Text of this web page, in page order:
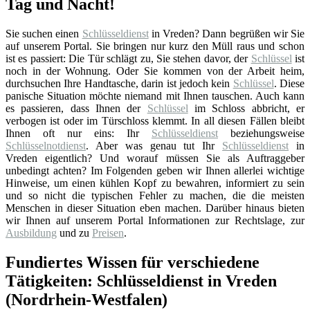
Tag und Nacht!
Sie suchen einen Schlüsseldienstin Vreden? Dann begrüßen wir Sie
auf unserem Portal. Sie bringen nur kurz den Müll raus und schon
ist es passiert: Die Tür schlägt zu, Sie stehen davor, der Schlüssel ist
noch in der Wohnung. Oder Sie kommen von der Arbeit heim,
durchsuchen Ihre Handtasche, darin ist jedoch kein Schlüssel. Diese
panische Situation möchte niemand mit Ihnen tauschen. Auch kann
es passieren, dass Ihnen der Schlüssel im Schloss abbricht, er
verbogen ist oder im Türschloss klemmt. In all diesen Fällen bleibt
Ihnen oft nur eins: Ihr Schlüsseldienst beziehungsweise
Schlüsselnotdienst. Aber was genau tut Ihr Schlüsseldienst in
Vreden eigentlich? Und worauf müssen Sie als Auftraggeber
unbedingt achten? Im Folgenden geben wir Ihnen allerlei wichtige
Hinweise, um einen kühlen Kopf zu bewahren, informiert zu sein
und so nicht die typischen Fehler zu machen, die die meisten
Menschen in dieser Situation eben machen. Darüber hinaus bieten
wir Ihnen auf unserem Portal Informationen zur Rechtslage, zur
Ausbildung und zu Preisen.
Fundiertes Wissen für verschiedene
Tätigkeiten: Schlüsseldienst in Vreden
(Nordrhein-Westfalen)